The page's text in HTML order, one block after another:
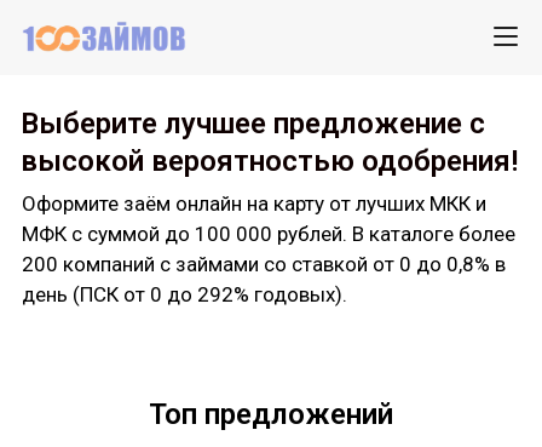
Выберите лучшее предложение с
высокой вероятностью одобрения!
Оформите заём онлайн на карту от лучших МКК и
МФК с суммой до 100 000 рублей. В каталоге более
200 компаний с займами со ставкой от 0 до 0,8% в
день (ПСК от 0 до 292% годовых).
Топ предложений